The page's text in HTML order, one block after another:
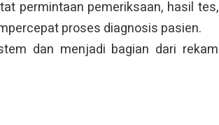
permintaan pemeriksaan, hasil tes,
proses diagnosis pasien.
dan menjadi bagian dari rekam